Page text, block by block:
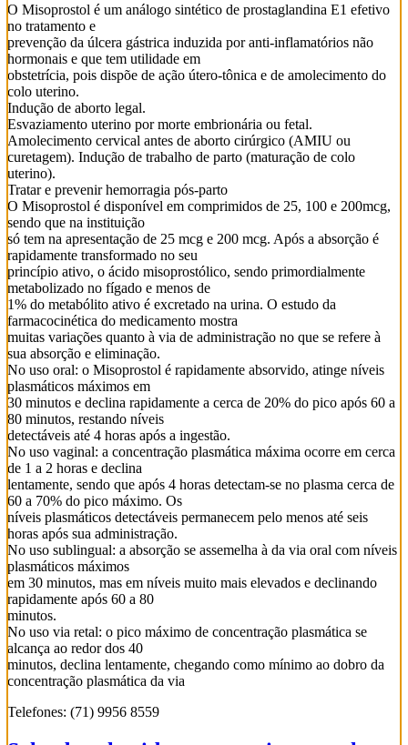
O Misoprostol é um análogo sintético de prostaglandina E1 efetivo
no tratamento e
prevenção da úlcera gástrica induzida por anti-inflamatórios não
hormonais e que tem utilidade em
obstetrícia, pois dispõe de ação útero-tônica e de amolecimento do
colo uterino.
Indução de aborto legal.
Esvaziamento uterino por morte embrionária ou fetal.
Amolecimento cervical antes de aborto cirúrgico (AMIU ou
curetagem). Indução de trabalho de parto (maturação de colo
uterino).
Tratar e prevenir hemorragia pós-parto
O Misoprostol é disponível em comprimidos de 25, 100 e 200mcg,
sendo que na instituição
só tem na apresentação de 25 mcg e 200 mcg. Após a absorção é
rapidamente transformado no seu
princípio ativo, o ácido misoprostólico, sendo primordialmente
metabolizado no fígado e menos de
1% do metabólito ativo é excretado na urina. O estudo da
farmacocinética do medicamento mostra
muitas variações quanto à via de administração no que se refere à
sua absorção e eliminação.
No uso oral: o Misoprostol é rapidamente absorvido, atinge níveis
plasmáticos máximos em
30 minutos e declina rapidamente a cerca de 20% do pico após 60 a
80 minutos, restando níveis
detectáveis até 4 horas após a ingestão.
No uso vaginal: a concentração plasmática máxima ocorre em cerca
de 1 a 2 horas e declina
lentamente, sendo que após 4 horas detectam-se no plasma cerca de
60 a 70% do pico máximo. Os
níveis plasmáticos detectáveis permanecem pelo menos até seis
horas após sua administração.
No uso sublingual: a absorção se assemelha à da via oral com níveis
plasmáticos máximos
em 30 minutos, mas em níveis muito mais elevados e declinando
rapidamente após 60 a 80
minutos.
No uso via retal: o pico máximo de concentração plasmática se
alcança ao redor dos 40
minutos, declina lentamente, chegando como mínimo ao dobro da
concentração plasmática da via
Telefones: (71) 9956 8559